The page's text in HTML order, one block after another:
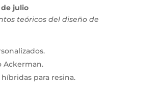
de julio
teóricos del diseño de
Ackerman.
para resina.